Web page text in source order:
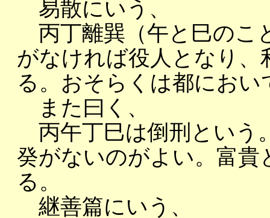
易散にいう、
丙丁離巽（午と巳のこ
がなければ役人となり
る。おそらくは都にお
また曰く、
丙午丁巳は倒刑という
癸がないのがよい。富
る。
継善篇にいう、